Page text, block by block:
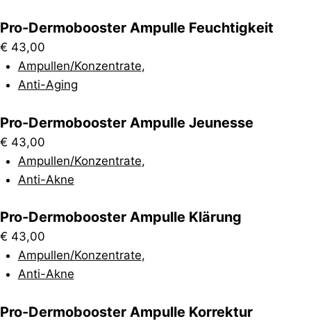
Pro-Dermobooster Ampulle Feuchtigkeit
€ 43,00
Ampullen/Konzentrate,
Anti-Aging
Pro-Dermobooster Ampulle Jeunesse
€ 43,00
Ampullen/Konzentrate,
Anti-Akne
Pro-Dermobooster Ampulle Klärung
€ 43,00
Ampullen/Konzentrate,
Anti-Akne
Pro-Dermobooster Ampulle Korrektur